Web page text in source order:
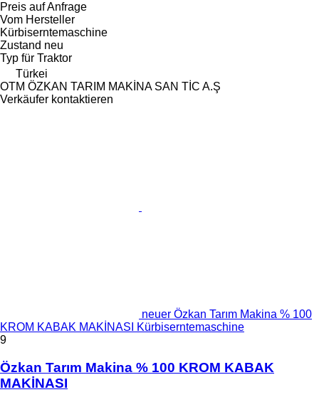
Preis auf Anfrage
Vom Hersteller
Kürbiserntemaschine
Zustand neu
Typ für Traktor
Türkei
OTM ÖZKAN TARIM MAKİNA SAN TİC A.Ş
Verkäufer kontaktieren
neuer Özkan Tarım Makina % 100
KROM KABAK MAKİNASI Kürbiserntemaschine
9
Özkan Tarım Makina % 100 KROM KABAK
MAKİNASI